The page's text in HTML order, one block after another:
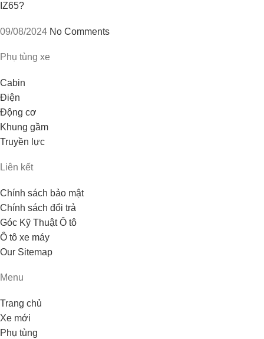
IZ65?
09/08/2024 No Comments
Phụ tùng xe
Cabin
Điện
Động cơ
Khung gầm
Truyền lực
Liên kết
Chính sách bảo mật
Chính sách đổi trả
Góc Kỹ Thuật Ô tô
Ô tô xe máy
Our Sitemap
Menu
Trang chủ
Xe mới
Phụ tùng